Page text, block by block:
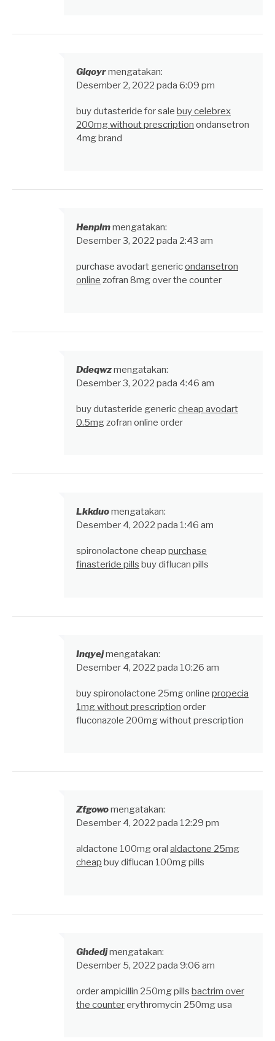
Glqoyrmengatakan:
Desember 2, 2022 pada 6:09 pm
buy dutasteride for sale buy celebrex
200mg without prescription ondansetron
4mg brand
Henplmmengatakan:
Desember 3, 2022 pada 2:43 am
purchase avodart genericondansetron
online zofran 8mg over the counter
Ddeqwzmengatakan:
Desember 3, 2022 pada 4:46 am
buy dutasteride genericcheap avodart
0.5mgzofran online order
Lkkduomengatakan:
Desember 4, 2022 pada 1:46 am
spironolactone cheap purchase
finasteride pills buy diflucan pills
Inqyejmengatakan:
Desember 4, 2022 pada 10:26 am
buy spironolactone 25mg online propecia
1mg without prescription order
fluconazole 200mg without prescription
Zfgowomengatakan:
Desember 4, 2022 pada 12:29 pm
aldactone 100mg oral aldactone 25mg
cheap buy diflucan 100mg pills
Ghdedjmengatakan:
Desember 5, 2022 pada 9:06 am
order ampicillin 250mg pills bactrim over
the countererythromycin 250mg usa